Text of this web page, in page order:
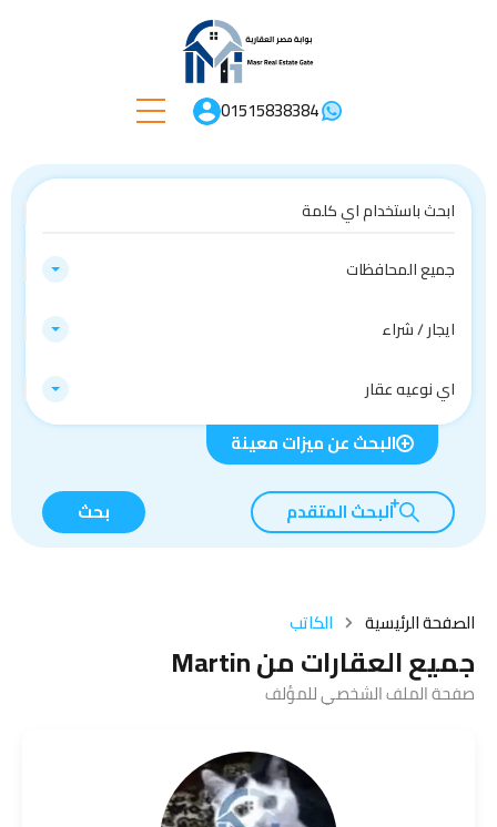
01515838384
جميع المحافظات
ايجار / شراء
اي نوعيه عقار
البحث عن ميزات معينة
البحث المتقدم بحث
الصفحة الرئيسية الكاتب
جميع العقارات من Martin
صفحة الملف الشخصي للمؤلف